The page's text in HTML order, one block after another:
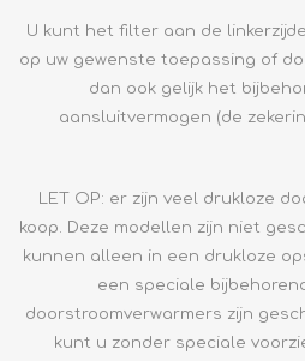
U kunt het filter aan de
op uw gewenste toepassing of
dan ook gelijk het
aansluitvermogen (de
LET OP: er zijn veel drukloze
koop. Deze modellen zijn niet
kunnen alleen in een drukloze
een speciale
doorstroomverwarmers zijn
kunt u zonder speciale